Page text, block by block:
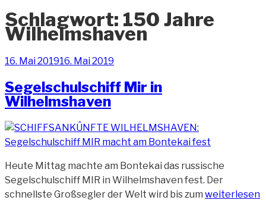
Schlagwort: 150 Jahre
Wilhelmshaven
Veröffentlicht
16. Mai 201916. Mai 2019
Segelschulschiff Mir in
Wilhelmshaven
Heute Mittag machte am Bontekai das russische
Segelschulschiff MIR in Wilhelmshaven fest. Der
schnellste Großsegler der Welt wird bis zum weiterlesen